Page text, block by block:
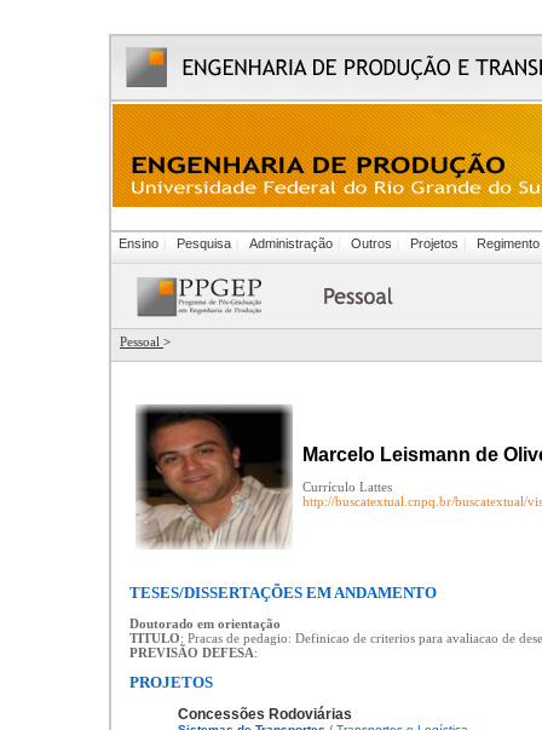
Ensino Pesquisa Administração Outros Projetos Regimento
Pessoal >
Marcelo Leismann de
Currículo Lattes
http://buscatextual.cnpq.br/buscatextual/
TESES/DISSERTAÇÕES EM ANDAMENTO
Doutorado em orientação
TITULO: Pracas de pedagio: Definicao de criterios para avaliacao de
PREVISÃO DEFESA:
PROJETOS
Concessões Rodoviárias